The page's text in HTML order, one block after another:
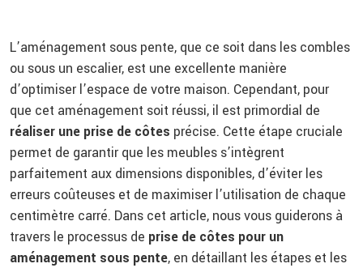
L’aménagement sous pente, que ce soit dans les combles
ou sous un escalier, est une excellente manière
d’optimiser l’espace de votre maison. Cependant, pour
que cet aménagement soit réussi, il est primordial de
réaliser une prise de côtes précise. Cette étape cruciale
permet de garantir que les meubles s’intègrent
parfaitement aux dimensions disponibles, d’éviter les
erreurs coûteuses et de maximiser l’utilisation de chaque
centimètre carré. Dans cet article, nous vous guiderons à
travers le processus de prise de côtes pour un
aménagement sous pente, en détaillant les étapes et les